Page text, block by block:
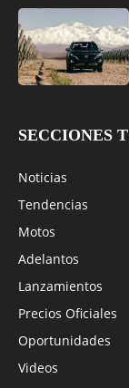
SECCIONES
Noticias
Tendencias
Motos
Adelantos
Lanzamientos
Precios Oficiales
Oportunidades
Videos